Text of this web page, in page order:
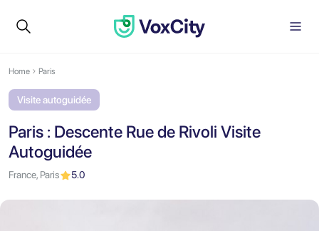
Home Paris
Visite autoguidée
Paris : Descente Rue de Rivoli Visite
Autoguidée
France, Paris 5.0